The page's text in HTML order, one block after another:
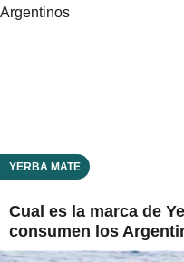
YERBA MATE
Cual es la marca de
consumen los